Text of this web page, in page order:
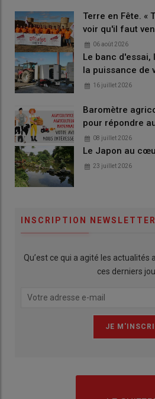
Terre en Fête. «
voir qu'il faut
06 août 2026
Le banc d'essai,
la puissance de
16 juillet 2026
Baromètre
pour répondre
08 juillet 2026
Le Japon au
23 juillet 2026
INSCRIPTION NEWSLETTER
Qu’est ce qui a agité les actualités
ces derniers